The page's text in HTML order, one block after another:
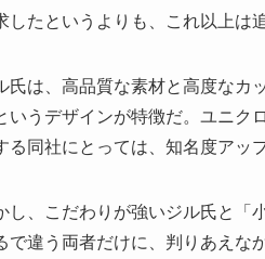
たというよりも、これ以上は
氏は、高品質な素材と高度なカ
いうデザインが特徴だ。ユニク
る同社にとっては、知名度アッ
し、こだわりが強いジル氏と「
で違う両者だけに、判りあえな